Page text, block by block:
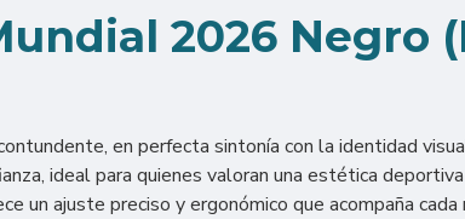
2026 Negro
en perfecta sintonía con la identidad
ideal para quienes valoran una estética
un ajuste preciso y ergonómico que acompaña